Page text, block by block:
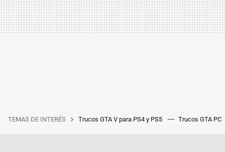
TEMAS DE INTERÉS Trucos GTA V para PS4 y PS5 Trucos GTA PC